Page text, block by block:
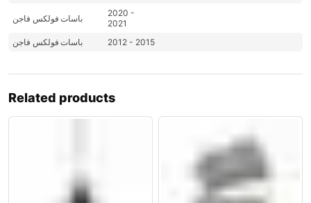
فولكس فاجن باسات
2020 -
2021
فولكس فاجن باسات 2012 - 2015
Related products